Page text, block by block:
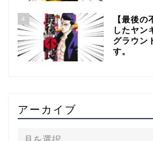
4
【最後
したヤン
グラウン
す。
アーカイブ